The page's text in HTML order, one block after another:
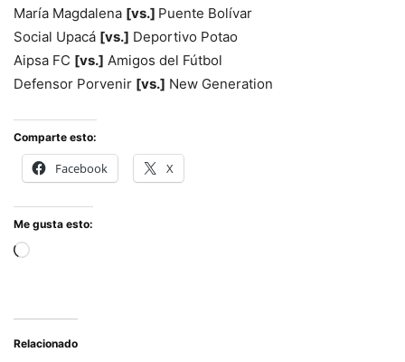
María Magdalena [vs.] Puente Bolívar
Social Upacá [vs.] Deportivo Potao
Aipsa FC [vs.] Amigos del Fútbol
Defensor Porvenir [vs.] New Generation
Comparte esto:
Facebook X
Me gusta esto:
Cargando...
Relacionado